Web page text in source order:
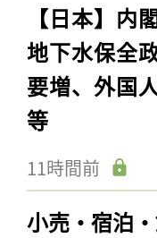
【日本】内
地下水保全
要増、外国
等
11時間前
小売・宿泊